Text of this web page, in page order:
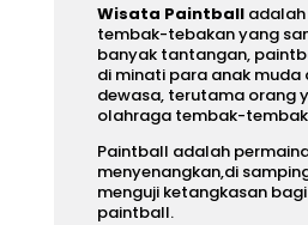
Wisata Paintballadalah
tembak-tebakan yang
banyak tantangan,
di minati para anak muda
dewasa, terutama orang
olahraga tembak-
Paintball adalah
menyenangkan,di
menguji ketangkasan
paintball.